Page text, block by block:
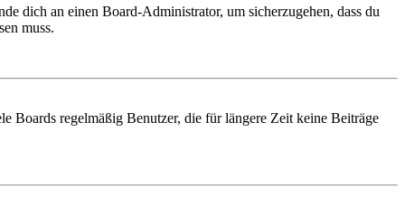
dich an einen Board-Administrator, um sicherzugehen, dass du
muss.
Boards regelmäßig Benutzer, die für längere Zeit keine Beiträge